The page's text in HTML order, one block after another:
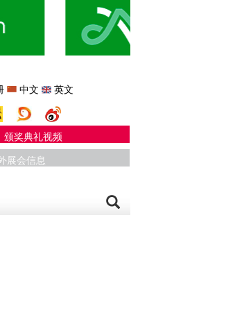
中文 英文
颁奖典礼视频
展会信息